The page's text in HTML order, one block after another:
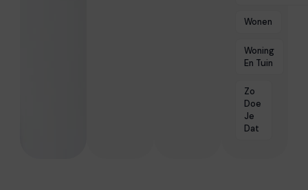
Wonen
Woning
En Tuin
Zo
Doe
Je
Dat